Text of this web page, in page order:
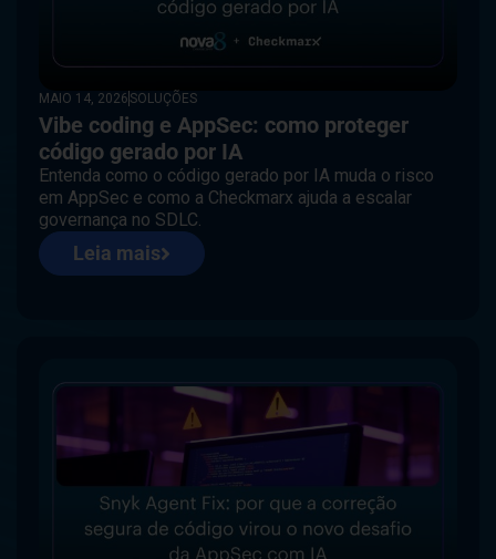
MAIO 14, 2026 SOLUÇÕES
Vibe coding e AppSec: como proteger
código gerado por IA
Entenda como o código gerado por IA muda o risco
em AppSec e como a Checkmarx ajuda a escalar
governança no SDLC.
Leia mais